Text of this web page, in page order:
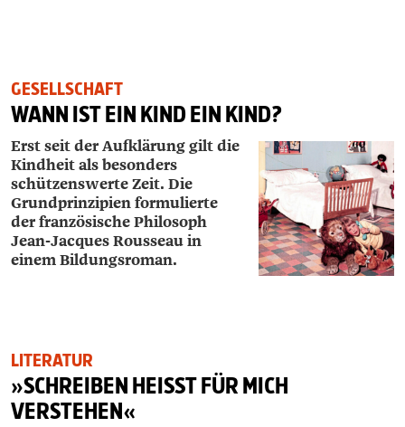
GESELLSCHAFT
WANN IST EIN KIND EIN KIND?
Erst seit der Aufklärung gilt die
Kindheit als besonders
schützenswerte Zeit. Die
Grundprinzipien formulierte
der französische Philosoph
Jean-Jacques Rousseau in
einem Bildungsroman.
LITERATUR
»SCHREIBEN HEISST FÜR MICH V
ERSTEHEN«